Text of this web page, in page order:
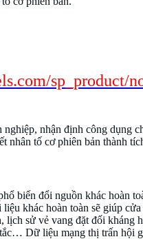
sp_product/
nhận định công dụng
nhân tố cơ phiên bản thành
biến đổi nguồn khác hoàn
khác hoàn toàn sẽ giúp
lịch sử vẻ vang đặt đối
Dữ liệu mạng thị trấn hội